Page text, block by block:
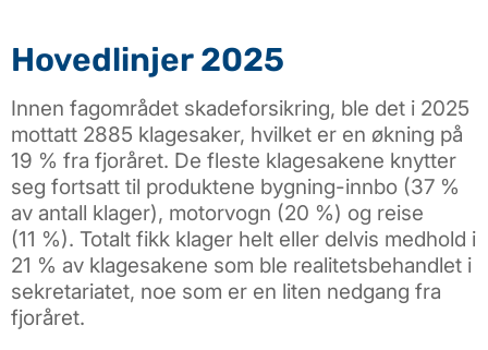
Hovedlinjer 2025
Innen fagområdet skadeforsikring, ble det i 2025
mottatt 2885 klagesaker, hvilket er en økning på
19 % fra fjoråret. De fleste klagesakene knytter
seg fortsatt til produktene bygning-innbo (37 %
av antall klager), motorvogn (20 %) og reise
(11 %). Totalt fikk klager helt eller delvis medhold i
21 % av klagesakene som ble realitetsbehandlet i
sekretariatet, noe som er en liten nedgang fra
fjoråret.